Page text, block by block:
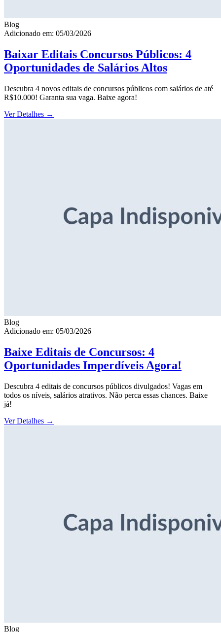
Blog
Adicionado em: 05/03/2026
Baixar Editais Concursos Públicos: 4
Oportunidades de Salários Altos
Descubra 4 novos editais de concursos públicos com salários de até
R$10.000! Garanta sua vaga. Baixe agora!
Ver Detalhes →
Blog
Adicionado em: 05/03/2026
Baixe Editais de Concursos: 4
Oportunidades Imperdíveis Agora!
Descubra 4 editais de concursos públicos divulgados! Vagas em
todos os níveis, salários atrativos. Não perca essas chances. Baixe
já!
Ver Detalhes →
Blog